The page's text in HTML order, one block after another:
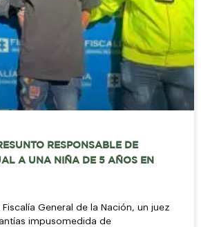
RESPONSABLE DE
A UNA NIÑA DE 5 AÑOS EN
General de la Nación, un juez
impusomedida de